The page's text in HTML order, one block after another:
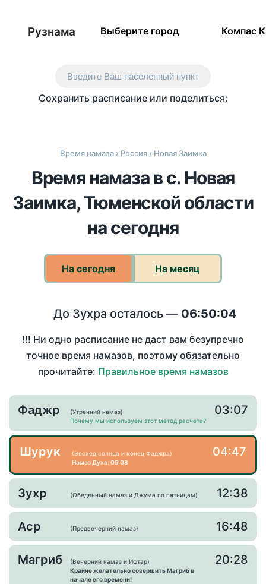
Рузнама Выберите город Компас
Введите Ваш населенный пункт
Сохранить расписание или поделиться:
Время намаза› Россия› Новая Заимка
Время намаза в с. Новая
Заимка, Тюменской области
на сегодня
На сегодня На месяц
До Зухра осталось — 06:50:04
!!! Ни одно расписание не даст вам безупречно
точное время намазов, поэтому обязательно
прочитайте: Правильное время намазов
Фаджр
(Утренний намаз)
Почему мы используем этот метод расчета?
03:07
Шурук
(Восход солнца и конец Фаджра)
Намаз Духа: 05:08
04:47
Зухр (Обеденный намаз и Джума по пятницам) 12:38
Аср (Предвечерний намаз) 16:48
Магриб
(Вечерний намаз и Ифтар)
Крайне желательно совершить Магриб в
начале его времени!
20:28